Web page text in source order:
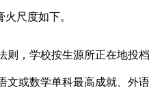
火尺度如下。
学校按生源所正在地投档
或数学单科最高成就、外